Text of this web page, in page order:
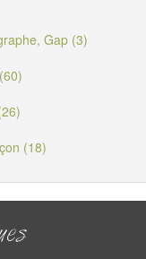
Gap (3)
(18)